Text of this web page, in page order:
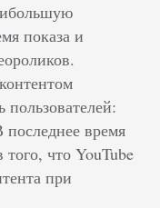
показа и
пользователей:
время
того, что YouTube
при